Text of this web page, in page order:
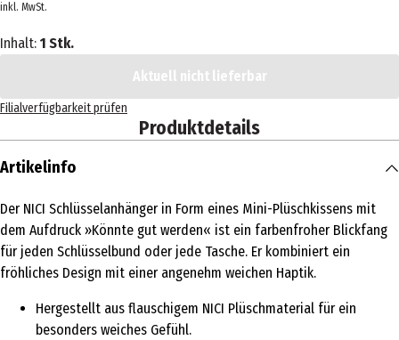
inkl. MwSt.
Inhalt: 1 Stk.
Aktuell nicht lieferbar
Filialverfügbarkeit prüfen
Produktdetails
Artikelinfo
Der NICI Schlüsselanhänger in Form eines Mini-Plüschkissens mit
dem Aufdruck »Könnte gut werden« ist ein farbenfroher Blickfang
für jeden Schlüsselbund oder jede Tasche. Er kombiniert ein
fröhliches Design mit einer angenehm weichen Haptik.
Hergestellt aus flauschigem NICI Plüschmaterial für ein
besonders weiches Gefühl.